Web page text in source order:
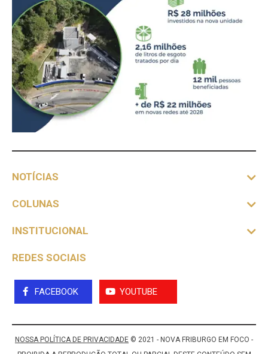
NOTÍCIAS
COLUNAS
INSTITUCIONAL
REDES SOCIAIS
FACEBOOK YOUTUBE
NOSSA POLÍTICA DE PRIVACIDADE © 2021 - NOVA FRIBURGO EM FOCO -